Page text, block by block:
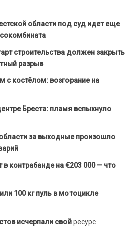
области под суд идет еще
строительства должен закрыть
разрыв
с костёлом: возгорание на
Бреста: пламя вспыхнуло
за выходные произошло
контрабанде на €203 000 — что
100 кг пуль в мотоцикле
исчерпали свойресурс